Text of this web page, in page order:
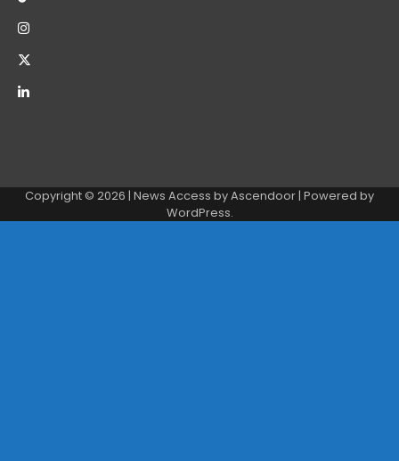
Copyright © 2026 | News Access byAscendoor | Powered by
WordPress.